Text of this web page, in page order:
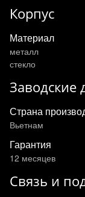
Корпус
Материал
металл
стекло
Заводские
Страна
Вьетнам
Гарантия
12 месяцев
Связь и